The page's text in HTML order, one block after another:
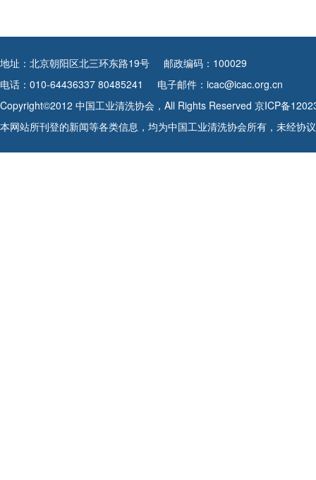
地址：北京朝阳区北三环东路19号
邮政编码：100029
电话：010-64436337 80485241
电子邮件：icac@icac.org.cn
Copyright©2012 中国工业清洗协会，All Rights Reserved 京ICP备
本网站所刊登的新闻等各类信息，均为中国工业清洗协会所有，未经协